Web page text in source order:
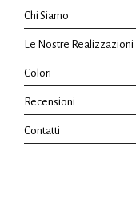
Chi Siamo
Le Nostre Realizzazioni
Colori
Recensioni
Contatti